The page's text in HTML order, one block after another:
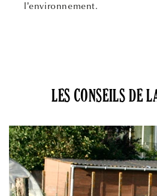
l’environnement.
LES CONSEILS DE